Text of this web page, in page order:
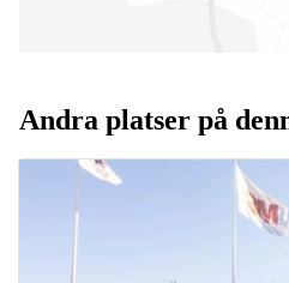
Andra platser på